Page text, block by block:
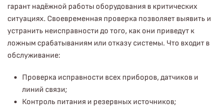
гарант надёжной работы оборудования в критических
ситуациях. Своевременная проверка позволяет выявить и
устранить неисправности до того, как они приведут к
ложным срабатываниям или отказу системы. Что входит в
обслуживание:
Проверка исправности всех приборов, датчиков и
линий связи;
Контроль питания и резервных источников;